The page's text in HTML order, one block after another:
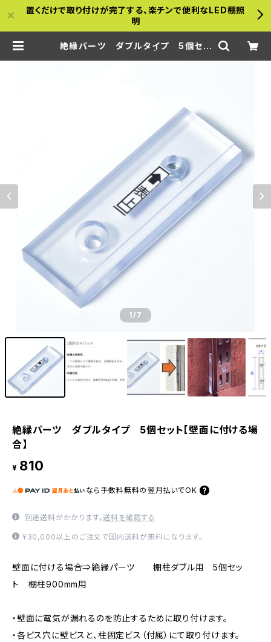
置くだけで取り付けが完了する、楽チンで便利なLED棚照
明
絶縁パーツ ダブルタイプ 5個セッ
1/7
絶縁パーツ ダブルタイプ 5個セット【壁面に付ける場
合】
¥ 810
なら 手数料無料の 翌月払いでOK
別途送料がかかります。送料を確認する
¥30,000以上のご注文で国内送料が無料になります。
壁面に付ける場合⇒絶縁パーツ 棚柱ダブル用 5個セッ
ト 棚柱900mm用
・壁面に電気が漏れるのを防止するために取り付けます。
・各ビス穴に壁ビスと、柱固定ビス（付属）にて取り付けます。